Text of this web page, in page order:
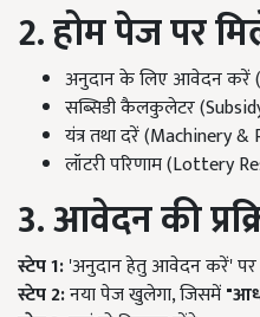
2️.होम पेज पर
अनुदान के लिए आवेदन करें
सब्सिडी कैलकुलेटर
यंत्र तथा दरें (Machinery &
लॉटरी परिणाम (Lottery
3️.आवेदन की
स्टेप 1:'अनुदान हेतु आवेदन करें'
स्टेप 2:नया पेज खुलेगा, जिसमें"